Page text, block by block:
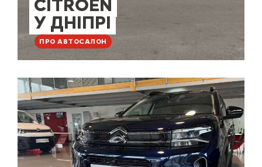
CITROËN
У ДНІПРІ
ПРО АВТОСАЛОН